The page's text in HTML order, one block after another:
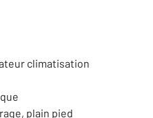
climatisation
plain pied